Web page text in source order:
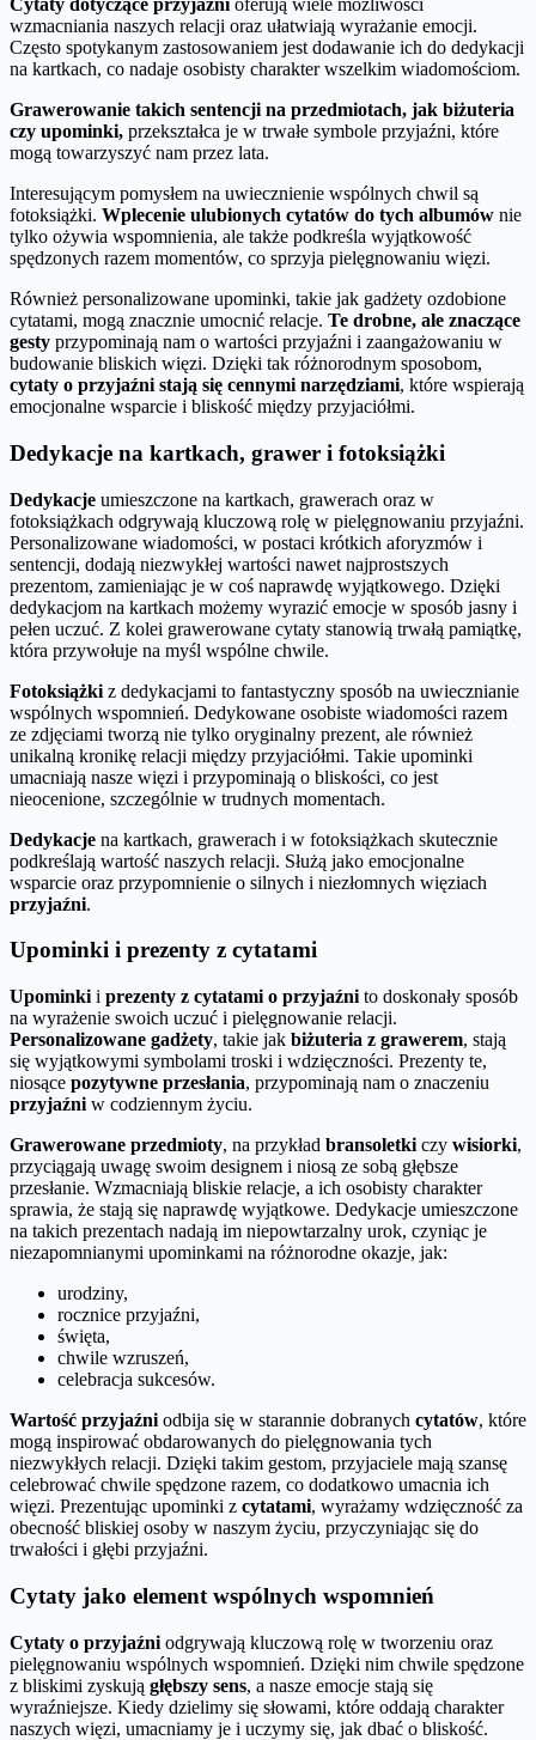
Cytaty dotyczące przyjaźni oferują wiele możliwości
wzmacniania naszych relacji oraz ułatwiają wyrażanie emocji.
Często spotykanym zastosowaniem jest dodawanie ich do dedykacji
na kartkach, co nadaje osobisty charakter wszelkim wiadomościom.
Grawerowanie takich sentencji na przedmiotach, jak biżuteria
czy upominki, przekształca je w trwałe symbole przyjaźni, które
mogą towarzyszyć nam przez lata.
Interesującym pomysłem na uwiecznienie wspólnych chwil są
fotoksiążki. Wplecenie ulubionych cytatów do tych albumów nie
tylko ożywia wspomnienia, ale także podkreśla wyjątkowość
spędzonych razem momentów, co sprzyja pielęgnowaniu więzi.
Również personalizowane upominki, takie jak gadżety ozdobione
cytatami, mogą znacznie umocnić relacje. Te drobne, ale znaczące
gesty przypominają nam o wartości przyjaźni i zaangażowaniu w
budowanie bliskich więzi. Dzięki tak różnorodnym sposobom,
cytaty o przyjaźni stają się cennymi narzędziami, które wspierają
emocjonalne wsparcie i bliskość między przyjaciółmi.
Dedykacje na kartkach, grawer i fotoksiążki
Dedykacje umieszczone na kartkach, grawerach oraz w
fotoksiążkach odgrywają kluczową rolę w pielęgnowaniu przyjaźni.
Personalizowane wiadomości, w postaci krótkich aforyzmów i
sentencji, dodają niezwykłej wartości nawet najprostszych
prezentom, zamieniając je w coś naprawdę wyjątkowego. Dzięki
dedykacjom na kartkach możemy wyrazić emocje w sposób jasny i
pełen uczuć. Z kolei grawerowane cytaty stanowią trwałą pamiątkę,
która przywołuje na myśl wspólne chwile.
Fotoksiążki z dedykacjami to fantastyczny sposób na uwiecznianie
wspólnych wspomnień. Dedykowane osobiste wiadomości razem
ze zdjęciami tworzą nie tylko oryginalny prezent, ale również
unikalną kronikę relacji między przyjaciółmi. Takie upominki
umacniają nasze więzi i przypominają o bliskości, co jest
nieocenione, szczególnie w trudnych momentach.
Dedykacje na kartkach, grawerach i w fotoksiążkach skutecznie
podkreślają wartość naszych relacji. Służą jako emocjonalne
wsparcie oraz przypomnienie o silnych i niezłomnych więziach
przyjaźni.
Upominki i prezenty z cytatami
Upominki i prezenty z cytatami o przyjaźni to doskonały sposób
na wyrażenie swoich uczuć i pielęgnowanie relacji.
Personalizowane gadżety, takie jak biżuteria z grawerem, stają
się wyjątkowymi symbolami troski i wdzięczności. Prezenty te,
niosące pozytywne przesłania, przypominają nam o znaczeniu
przyjaźni w codziennym życiu.
Grawerowane przedmioty, na przykład bransoletki czy wisiorki,
przyciągają uwagę swoim designem i niosą ze sobą głębsze
przesłanie. Wzmacniają bliskie relacje, a ich osobisty charakter
sprawia, że stają się naprawdę wyjątkowe. Dedykacje umieszczone
na takich prezentach nadają im niepowtarzalny urok, czyniąc je
niezapomnianymi upominkami na różnorodne okazje, jak:
urodziny,
rocznice przyjaźni,
święta,
chwile wzruszeń,
celebracja sukcesów.
Wartość przyjaźni odbija się w starannie dobranych cytatów, które
mogą inspirować obdarowanych do pielęgnowania tych
niezwykłych relacji. Dzięki takim gestom, przyjaciele mają szansę
celebrować chwile spędzone razem, co dodatkowo umacnia ich
więzi. Prezentując upominki z cytatami, wyrażamy wdzięczność za
obecność bliskiej osoby w naszym życiu, przyczyniając się do
trwałości i głębi przyjaźni.
Cytaty jako element wspólnych wspomnień
Cytaty o przyjaźni odgrywają kluczową rolę w tworzeniu oraz
pielęgnowaniu wspólnych wspomnień. Dzięki nim chwile spędzone
z bliskimi zyskują głębszy sens, a nasze emocje stają się
wyraźniejsze. Kiedy dzielimy się słowami, które oddają charakter
naszych więzi, umacniamy je i uczymy się, jak dbać o bliskość.